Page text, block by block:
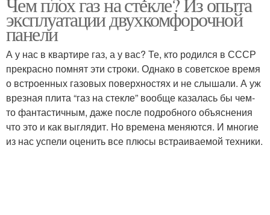
эксплуатации двухкомфорочной
панели
А у нас в квартире газ, а у вас? Те, кто родился в СССР
прекрасно помнят эти строки. Однако в советское время
о встроенных газовых поверхностях и не слышали. А уж
врезная плита “газ на стекле” вообще казалась бы чем-
то фантастичным, даже после подробного объяснения
что это и как выглядит. Но времена меняются. И многие
из нас успели оценить все плюсы встраиваемой техники.